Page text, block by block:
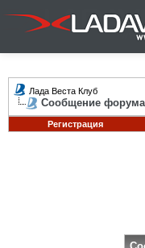
Лада Веста Клуб
Сообщение форума
Регистрация